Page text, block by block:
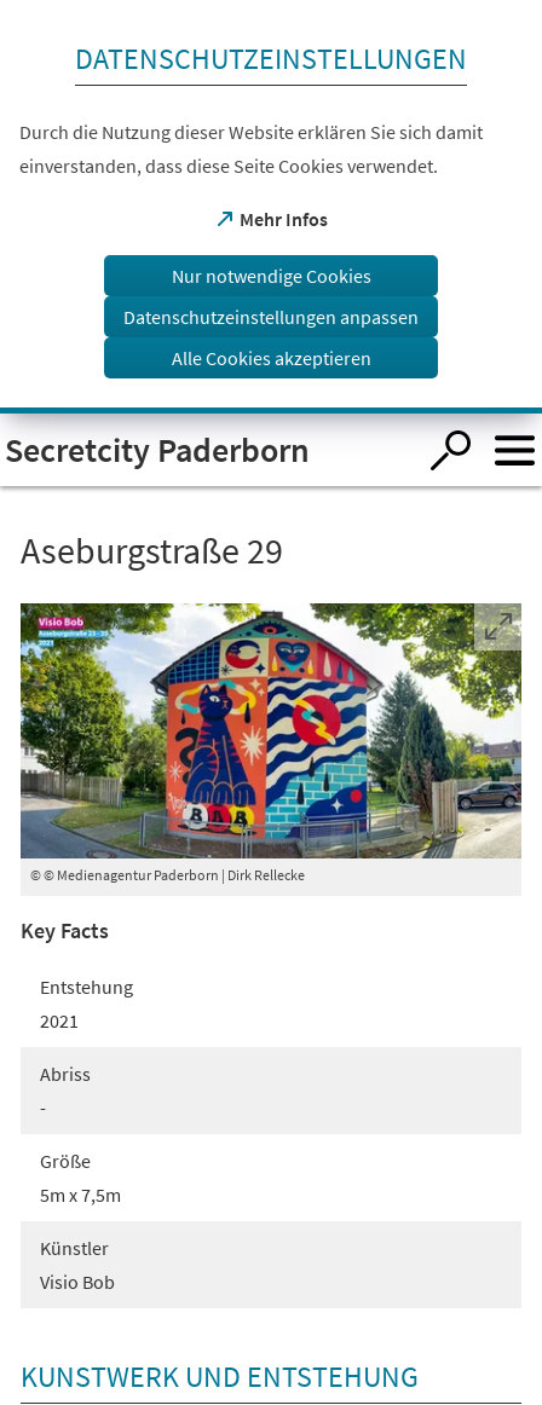
Visuelle
Assistenzsoftware
öffnen.
DATENSCHUTZEINSTELLUNGEN
Durch die Nutzung dieser Website erklären Sie sich damit
einverstanden, dass diese Seite Cookies verwendet.
Mehr Infos
(Öffnet
einem
Tab)
Nur notwendige Cookies
Datenschutzeinstellungen anpassen
Alle Cookies akzeptieren
Secretcity Paderborn
Aseburgstraße 29
© © Medienagentur Paderborn | Dirk Rellecke
Key Facts
Entstehung
2021
Abriss
-
Größe
5m x 7,5m
Künstler
Visio Bob
KUNSTWERK UND ENTSTEHUNG